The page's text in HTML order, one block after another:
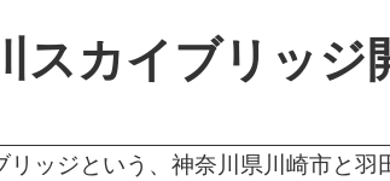
スカイブリッジ
リッジという、神奈川県川崎市と羽